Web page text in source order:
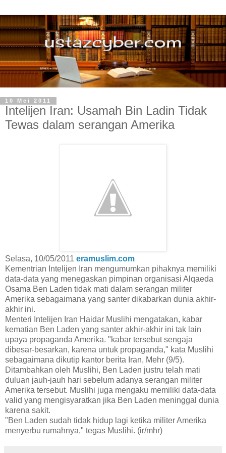
10 Mei 2011
Intelijen Iran: Usamah Bin Ladin Tidak
Tewas dalam serangan Amerika
Selasa, 10/05/2011 eramuslim.com
Kementrian Intelijen Iran mengumumkan pihaknya memiliki
data-data yang menegaskan pimpinan organisasi Alqaeda
Osama Ben Laden tidak mati dalam serangan militer
Amerika sebagaimana yang santer dikabarkan dunia akhir-
akhir ini.
Menteri Intelijen Iran Haidar Muslihi mengatakan, kabar
kematian Ben Laden yang santer akhir-akhir ini tak lain
upaya propaganda Amerika. "kabar tersebut sengaja
dibesar-besarkan, karena untuk propaganda," kata Muslihi
sebagaimana dikutip kantor berita Iran, Mehr (9/5).
Ditambahkan oleh Muslihi, Ben Laden justru telah mati
duluan jauh-jauh hari sebelum adanya serangan militer
Amerika tersebut. Muslihi juga mengaku memiliki data-data
valid yang mengisyaratkan jika Ben Laden meninggal dunia
karena sakit.
"Ben Laden sudah tidak hidup lagi ketika militer Amerika
menyerbu rumahnya," tegas Muslihi. (ir/mhr)